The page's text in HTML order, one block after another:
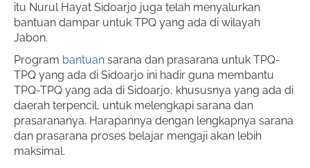
itu Nurul Hayat Sidoarjo juga telah menyalurkan
bantuan dampar untuk TPQ yang ada di wilayah
Jabon.
Program bantuan sarana dan prasarana untuk TPQ-
TPQ yang ada di Sidoarjo ini hadir guna membantu
TPQ-TPQ yang ada di Sidoarjo, khususnya yang ada di
daerah terpencil, untuk melengkapi sarana dan
prasarananya. Harapannya dengan lengkapnya sarana
dan prasarana proses belajar mengaji akan lebih
maksimal.